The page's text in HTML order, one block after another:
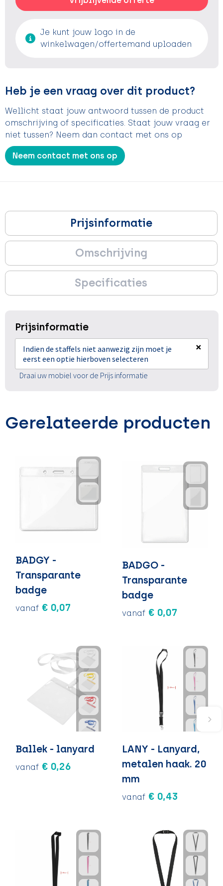
Je kunt jouw logo in de
winkelwagen/offertemand uploaden
Heb je een vraag over dit product?
Wellicht staat jouw antwoord tussen de product
omschrijving of specificaties. Staat jouw vraag er
niet tussen? Neem dan contact met ons op
Neem contact met ons op
Prijsinformatie
Omschrijving
Specificaties
Prijsinformatie
Indien de staffels niet aanwezig zijn moet je
eerst een optie hierboven selecteren
×
Draai uw mobiel voor de Prijs informatie
Gerelateerde producten
BADGY -
Transparante
badge
vanaf € 0,07
BADGO -
Transparante
badge
vanaf € 0,07
Ballek - lanyard
vanaf € 0,26
LANY - Lanyard,
metalen haak. 20
mm
vanaf € 0,43